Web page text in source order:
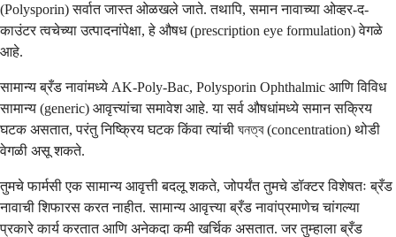
(Polysporin) सर्वात जास्त ओळखले जाते. तथापि, समान नावाच्या ओव्हर-द-
काउंटर त्वचेच्या उत्पादनांपेक्षा, हे औषध (prescription eye formulation) वेगळे
आहे.
सामान्य ब्रँड नावांमध्ये AK-Poly-Bac, Polysporin Ophthalmic आणि विविध
सामान्य (generic) आवृत्त्यांचा समावेश आहे. या सर्व औषधांमध्ये समान सक्रिय
घटक असतात, परंतु निष्क्रिय घटक किंवा त्यांची ঘনত্ব (concentration) थोडी
वेगळी असू शकते.
तुमचे फार्मसी एक सामान्य आवृत्ती बदलू शकते, जोपर्यंत तुमचे डॉक्टर विशेषतः ब्रँड
नावाची शिफारस करत नाहीत. सामान्य आवृत्त्या ब्रँड नावांप्रमाणेच चांगल्या
प्रकारे कार्य करतात आणि अनेकदा कमी खर्चिक असतात. जर तुम्हाला ब्रँड